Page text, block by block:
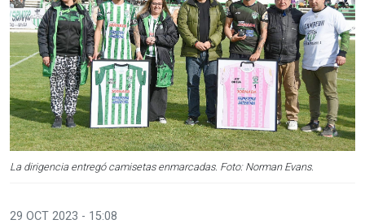
La dirigencia entregó camisetas enmarcadas. Foto: Norman Evans.
29 OCT 2023 - 15:08